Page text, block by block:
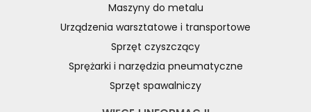
Maszyny do metalu
Urządzenia warsztatowe i transportowe
Sprzęt czyszczący
Sprężarki i narzędzia pneumatyczne
Sprzęt spawalniczy